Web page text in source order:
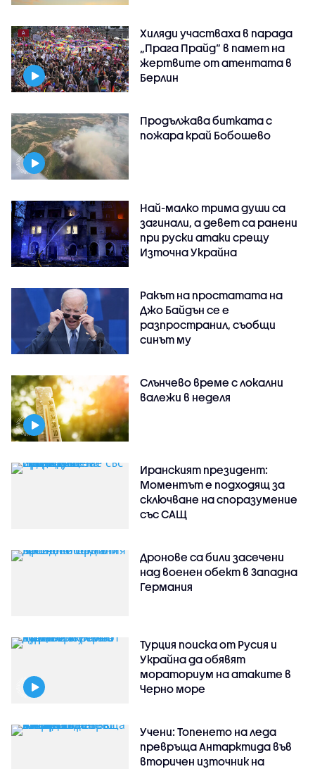
Хиляди участваха в парада
„Прага Прайд“ в памет на
жертвите от атентата в
Берлин
Продължава битката с
пожара край Бобошево
Най-малко трима души са
загинали, а девет са ранени
при руски атаки срещу
Източна Украйна
Ракът на простатата на
Джо Байдън се е
разпространил, съобщи
синът му
Слънчево време с локални
валежи в неделя
Иранският президент:
Моментът е подходящ за
сключване на споразумение
със САЩ
Дронове са били засечени
над военен обект в Западна
Германия
Турция поиска от Русия и
Украйна да обявят
мораториум на атаките в
Черно море
Учени: Топенето на леда
превръща Антарктида във
вторичен източник на